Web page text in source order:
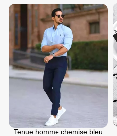
Tenue homme chemise bleu